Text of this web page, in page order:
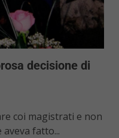
decisione di
coi magistrati e non
fatto...